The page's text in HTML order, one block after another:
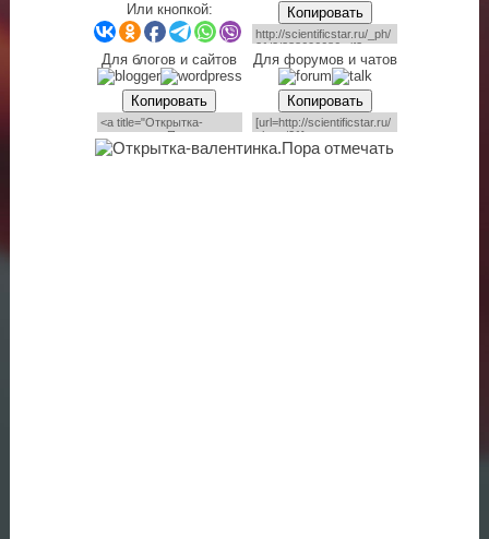
Или кнопкой: Копировать
Для блогов и сайтов Для форумов и чатов
Копировать Копировать